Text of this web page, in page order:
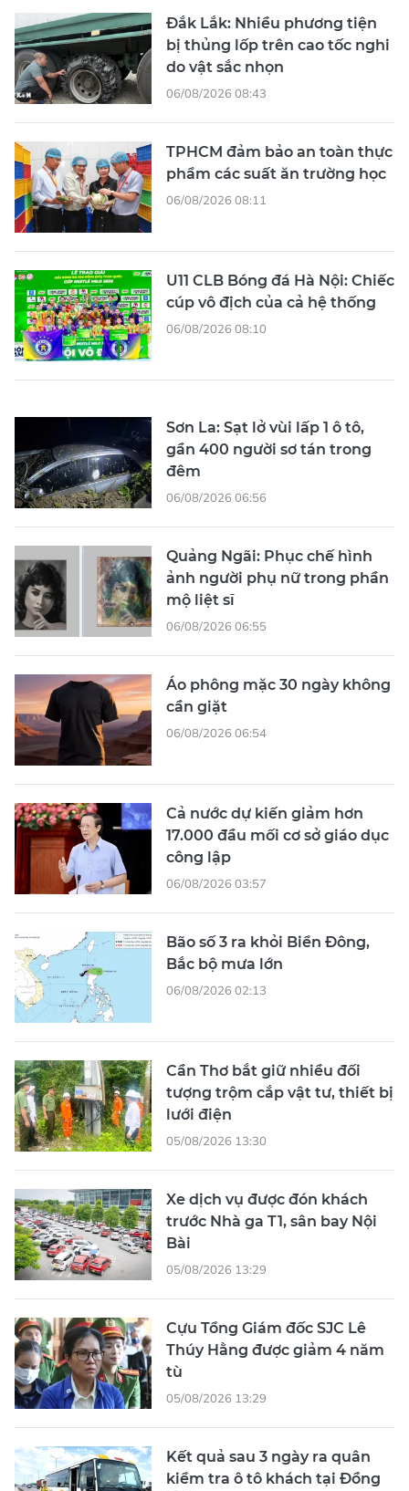
Đắk Lắk: Nhiều phương tiện
bị thủng lốp trên cao tốc nghi
do vật sắc nhọn
06/08/2026 08:43
TPHCM đảm bảo an toàn thực
phẩm các suất ăn trường học
06/08/2026 08:11
U11 CLB Bóng đá Hà Nội: Chiếc
cúp vô địch của cả hệ thống
06/08/2026 08:10
Sơn La: Sạt lở vùi lấp 1 ô tô,
gần 400 người sơ tán trong
đêm
06/08/2026 06:56
Quảng Ngãi: Phục chế hình
ảnh người phụ nữ trong phần
mộ liệt sĩ
06/08/2026 06:55
Áo phông mặc 30 ngày không
cần giặt
06/08/2026 06:54
Cả nước dự kiến giảm hơn
17.000 đầu mối cơ sở giáo dục
công lập
06/08/2026 03:57
Bão số 3 ra khỏi Biển Đông,
Bắc bộ mưa lớn
06/08/2026 02:13
Cần Thơ bắt giữ nhiều đối
tượng trộm cắp vật tư, thiết bị
lưới điện
05/08/2026 13:30
Xe dịch vụ được đón khách
trước Nhà ga T1, sân bay Nội
Bài
05/08/2026 13:29
Cựu Tổng Giám đốc SJC Lê
Thúy Hằng được giảm 4 năm
tù
05/08/2026 13:29
Kết quả sau 3 ngày ra quân
kiểm tra ô tô khách tại Đồng